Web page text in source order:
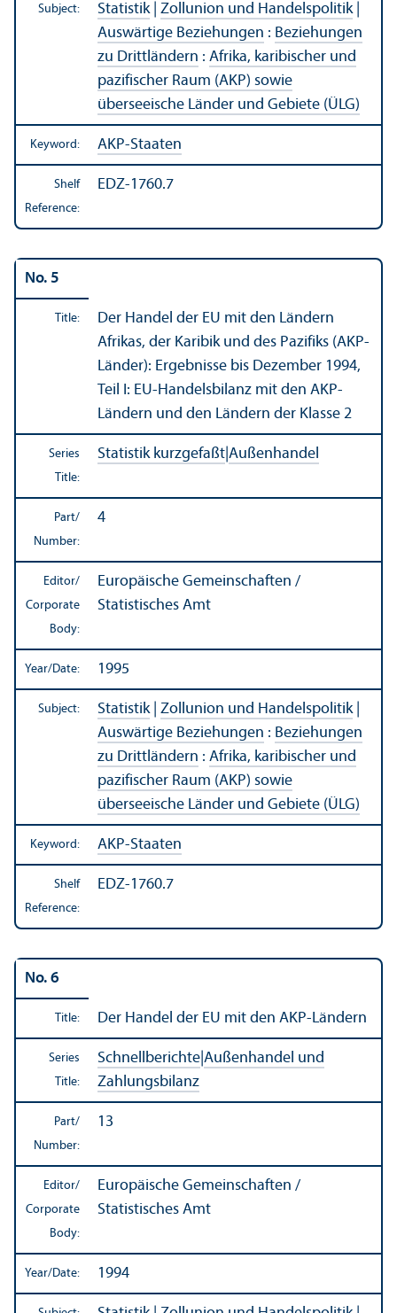
Subject: Statistik| Zollunion und Handelspolitik|
Auswärtige Beziehungen : Beziehungen
zu Drittländern : Afrika, karibischer und
pazifischer Raum (AKP) sowie
überseeische Länder und Gebiete (ÜLG)
Keyword: AKP-Staaten
Shelf
Reference:
EDZ-1760.7
No. 5
Title:
Der Handel der EU mit den Ländern
Afrikas, der Karibik und des Pazifiks (AKP-
Länder): Ergebnisse bis Dezember 1994,
Teil I: EU-Handelsbilanz mit den AKP-
Ländern und den Ländern der Klasse 2
Series
Title:
Statistik kurzgefaßt Außenhandel
Part/
Number:
4
Editor/
Corporate
Body:
Europäische Gemeinschaften /
Statistisches Amt
Year/Date: 1995
Subject: Statistik| Zollunion und Handelspolitik|
Auswärtige Beziehungen : Beziehungen
zu Drittländern : Afrika, karibischer und
pazifischer Raum (AKP) sowie
überseeische Länder und Gebiete (ÜLG)
Keyword: AKP-Staaten
Shelf
Reference:
EDZ-1760.7
No. 6
Title: Der Handel der EU mit den AKP-Ländern
Series
Title:
Schnellberichte Außenhandel und
Zahlungsbilanz
Part/
Number:
13
Editor/
Corporate
Body:
Europäische Gemeinschaften /
Statistisches Amt
Year/Date: 1994